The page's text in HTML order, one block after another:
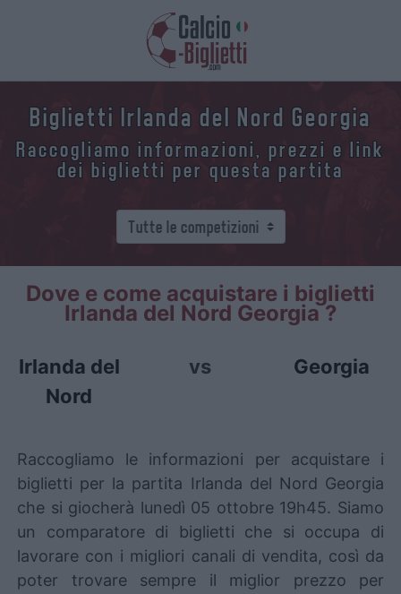
Biglietti Irlanda del Nord Georgia
Raccogliamo informazioni, prezzi e link
dei biglietti per questa partita
Dove e come acquistare i biglietti
Irlanda del Nord Georgia ?
Irlanda del
Nord
vs Georgia
Raccogliamo le informazioni per acquistare i
biglietti per la partita Irlanda del Nord Georgia
che si giocherà lunedì 05 ottobre 19h45. Siamo
un comparatore di biglietti che si occupa di
lavorare con i migliori canali di vendita, così da
poter trovare sempre il miglior prezzo per